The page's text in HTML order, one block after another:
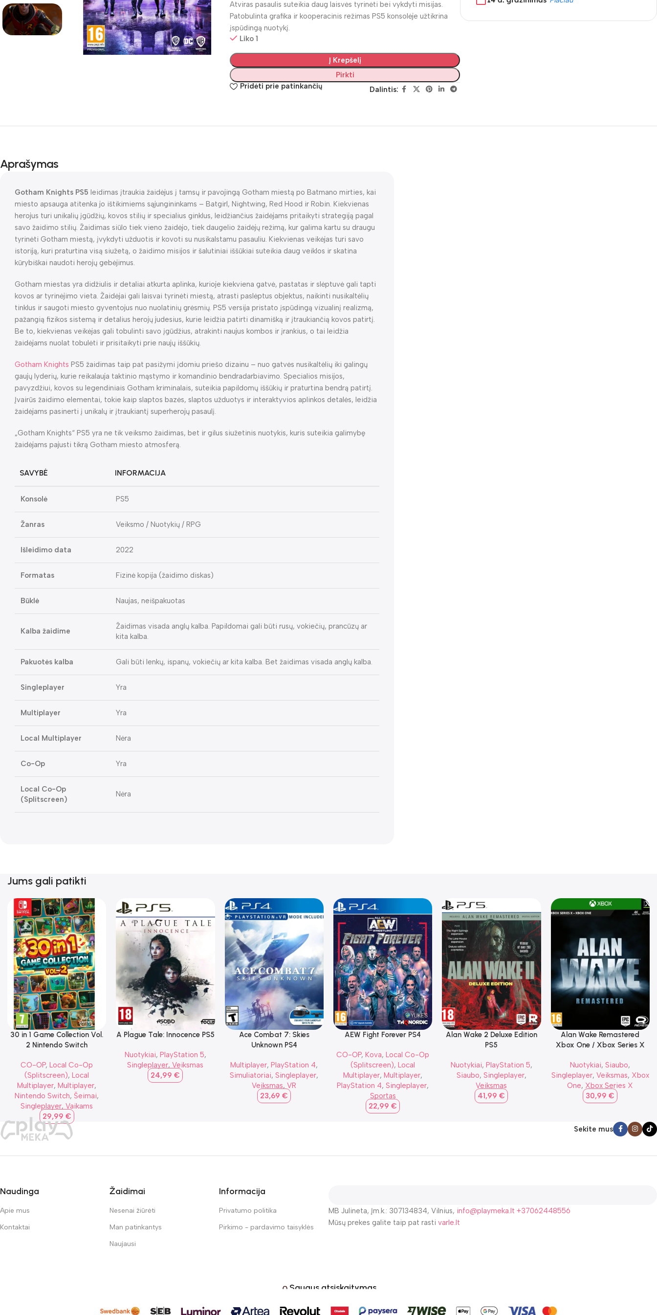
Atviras pasaulis suteikia daug laisvės tyrinėti bei vykdyti misijas.
Patobulinta grafika ir kooperacinis režimas PS5 konsolėje užtikrina
įspūdingą nuotykį.
Liko 1
Į Krepšelį
Pirkti
Pridėti prie patinkančių
Dalintis:
Aprašymas
Gotham Knights PS5 leidimas įtraukia žaidėjus į tamsų ir pavojingą Gotham miestą po Batmano mirties, kai
miesto apsauga atitenka jo ištikimiems sąjungininkams – Batgirl, Nightwing, Red Hood ir Robin. Kiekvienas
herojus turi unikalių įgūdžių, kovos stilių ir specialius ginklus, leidžiančius žaidėjams pritaikyti strategiją pagal
savo žaidimo stilių. Žaidimas siūlo tiek vieno žaidėjo, tiek daugelio žaidėjų režimą, kur galima kartu su draugu
tyrinėti Gotham miestą, įvykdyti užduotis ir kovoti su nusikalstamu pasauliu. Kiekvienas veikėjas turi savo
istoriją, kuri praturtina visą siužetą, o žaidimo misijos ir šalutiniai iššūkiai suteikia daug veiklos ir skatina
kūrybiškai naudoti herojų gebėjimus.
Gotham miestas yra didžiulis ir detaliai atkurta aplinka, kurioje kiekviena gatvė, pastatas ir slėptuvė gali tapti
kovos ar tyrinėjimo vieta. Žaidėjai gali laisvai tyrinėti miestą, atrasti paslėptus objektus, naikinti nusikaltėlių
tinklus ir saugoti miesto gyventojus nuo nuolatinių grėsmių. PS5 versija pristato įspūdingą vizualinį realizmą,
pažangią fizikos sistemą ir detalius herojų judesius, kurie leidžia patirti dinamišką ir įtraukiančią kovos patirtį.
Be to, kiekvienas veikėjas gali tobulinti savo įgūdžius, atrakinti naujus kombos ir įrankius, o tai leidžia
žaidėjams nuolat tobulėti ir prisitaikyti prie naujų iššūkių.
Gotham Knights PS5 žaidimas taip pat pasižymi įdomiu priešo dizainu – nuo gatvės nusikaltėlių iki galingų
gaujų lyderių, kurie reikalauja taktinio mąstymo ir komandinio bendradarbiavimo. Specialios misijos,
pavyzdžiui, kovos su legendiniais Gotham kriminalais, suteikia papildomų iššūkių ir praturtina bendrą patirtį.
Įvairūs žaidimo elementai, tokie kaip slaptos bazės, slaptos užduotys ir interaktyvios aplinkos detalės, leidžia
žaidėjams pasinerti į unikalų ir įtraukiantį superherojų pasaulį.
„Gotham Knights“ PS5 yra ne tik veiksmo žaidimas, bet ir gilus siužetinis nuotykis, kuris suteikia galimybę
žaidėjams pajusti tikrą Gotham miesto atmosferą.
SAVYBĖ INFORMACIJA
Konsolė PS5
Žanras Veiksmo / Nuotykių / RPG
Išleidimo data 2022
Formatas Fizinė kopija (žaidimo diskas)
Būklė Naujas, neišpakuotas
Kalba žaidime
Žaidimas visada anglų kalba. Papildomai gali būti rusų, vokiečių, prancūzų ar
kita kalba.
Pakuotės kalba Gali būti lenkų, ispanų, vokiečių ar kita kalba. Bet žaidimas visada anglų kalba.
Singleplayer Yra
Multiplayer Yra
Local Multiplayer Nėra
Co-Op Yra
Local Co-Op
(Splitscreen)
Nėra
Jums gali patikti
30 in 1 Game Collection Vol.
2 Nintendo Switch
CO-OP,Local Co-Op
(Splitscreen),Local
Multiplayer,Multiplayer,
Nintendo Switch, Šeimai,
Singleplayer,Vaikams
29,99 €
A Plague Tale: Innocence PS5
Nuotykiai, PlayStation 5,
Singleplayer,Veiksmas
24,99€
Ace Combat 7: Skies
Unknown PS4
Multiplayer,PlayStation 4,
Simuliatoriai,Singleplayer,
Veiksmas,VR
23,69€
AEW Fight Forever PS4
CO-OP,Kova,Local Co-Op
(Splitscreen),Local
Multiplayer,Multiplayer,
PlayStation 4,Singleplayer,
Sportas
22,99€
Alan Wake 2 Deluxe Edition
PS5
Nuotykiai, PlayStation 5,
Siaubo, Singleplayer,
Veiksmas
41,99€
Alan Wake Remastered
Xbox One / Xbox Series X
Nuotykiai,Siaubo,
Singleplayer, Veiksmas, Xbox
One, Xbox Series X
30,99€
Sekite mus
Naudinga
Apie mus
Kontaktai
Žaidimai
Nesenai žiūrėti
Man patinkantys
Naujausi
Informacija
Privatumo politika
Pirkimo - pardavimo taisyklės
MB Julineta, Įm.k.: 307134834, Vilnius, info@playmeka.lt +37062448556
Mūsų prekes galite taip pat rasti varle.lt
Saugus atsiskaitymas